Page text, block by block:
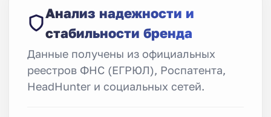
Анализ надежности и
стабильности бренда
Данные получены из официальных
реестров ФНС (ЕГРЮЛ), Роспатента,
HeadHunter и социальных сетей.